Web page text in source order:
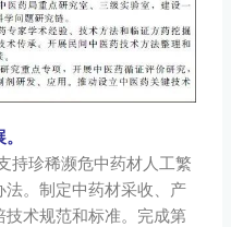
持珍稀濒危中药材人工繁
。制定中药材采收、产
术规范和标准。完成第